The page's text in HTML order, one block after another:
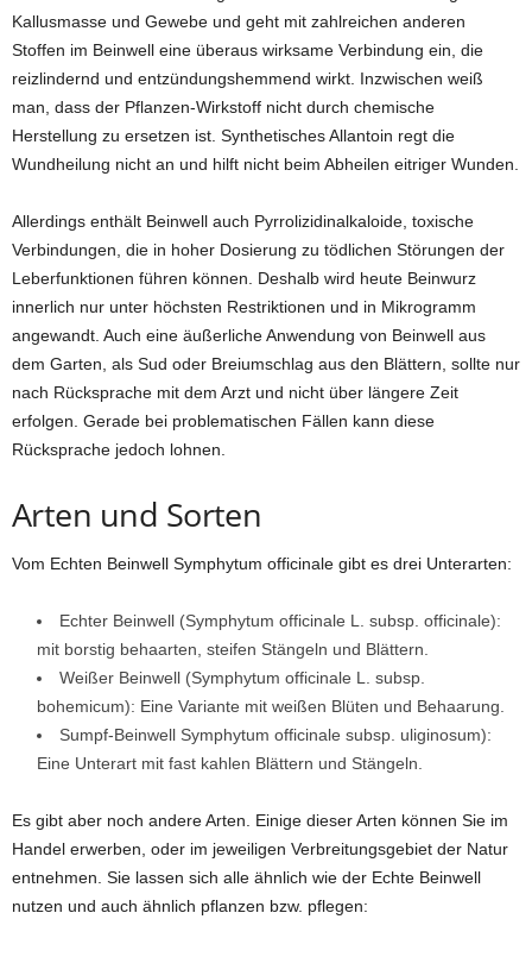
Kallusmasse und Gewebe und geht mit zahlreichen anderen
Stoffen im Beinwell eine überaus wirksame Verbindung ein, die
reizlindernd und entzündungshemmend wirkt. Inzwischen weiß
man, dass der Pflanzen-Wirkstoff nicht durch chemische
Herstellung zu ersetzen ist. Synthetisches Allantoin regt die
Wundheilung nicht an und hilft nicht beim Abheilen eitriger Wunden.
Allerdings enthält Beinwell auch Pyrrolizidinalkaloide, toxische
Verbindungen, die in hoher Dosierung zu tödlichen Störungen der
Leberfunktionen führen können. Deshalb wird heute Beinwurz
innerlich nur unter höchsten Restriktionen und in Mikrogramm
angewandt. Auch eine äußerliche Anwendung von Beinwell aus
dem Garten, als Sud oder Breiumschlag aus den Blättern, sollte nur
nach Rücksprache mit dem Arzt und nicht über längere Zeit
erfolgen. Gerade bei problematischen Fällen kann diese
Rücksprache jedoch lohnen.
Arten und Sorten
Vom Echten Beinwell Symphytum officinale gibt es drei Unterarten:
Echter Beinwell (Symphytum officinale L. subsp. officinale):
mit borstig behaarten, steifen Stängeln und Blättern.
Weißer Beinwell (Symphytum officinale L. subsp.
bohemicum): Eine Variante mit weißen Blüten und Behaarung.
Sumpf-Beinwell Symphytum officinale subsp. uliginosum):
Eine Unterart mit fast kahlen Blättern und Stängeln.
Es gibt aber noch andere Arten. Einige dieser Arten können Sie im
Handel erwerben, oder im jeweiligen Verbreitungsgebiet der Natur
entnehmen. Sie lassen sich alle ähnlich wie der Echte Beinwell
nutzen und auch ähnlich pflanzen bzw. pflegen: